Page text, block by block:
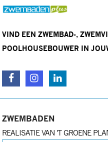
VIND EEN ZWEMBAD-,
POOLHOUSEBOUWER IN
ZWEMBADEN
REALISATIE VAN 'T GROENE